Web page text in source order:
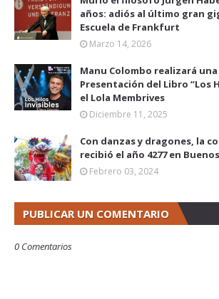
años: adiós al último gran
Escuela de Frankfurt
Marzo 14, 2026
Manu Colombo realizará
Presentación del Libro “Los
el Lola Membrives
Diciembre 11, 2025
Con danzas y dragones, la
recibió el año 4277 en
Febrero 03, 2024
PUBLICAR UN COMENTARIO
0 Comentarios